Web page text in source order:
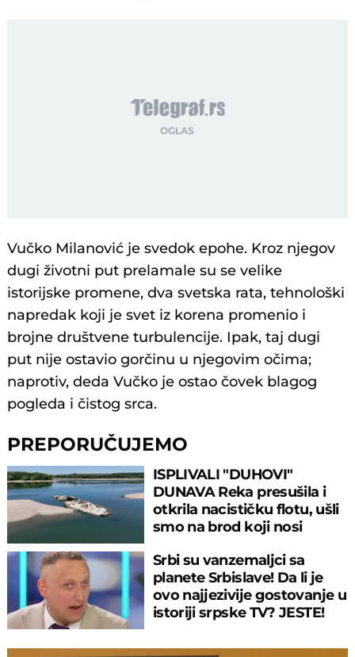
Vučko Milanović je svedok epohe. Kroz njegov
dugi životni put prelamale su se velike
istorijske promene, dva svetska rata, tehnološki
napredak koji je svet iz korena promenio i
brojne društvene turbulencije. Ipak, taj dugi
put nije ostavio gorčinu u njegovim očima;
naprotiv, deda Vučko je ostao čovek blagog
pogleda i čistog srca.
PREPORUČUJEMO
ISPLIVALI "DUHOVI"
DUNAVA Reka presušila i
otkrila nacističku flotu, ušli
smo na brod koji nosi
Srbi su vanzemaljci sa
planete Srbislave! Da li je
ovo najjezivije gostovanje u
istoriji srpske TV? JESTE!